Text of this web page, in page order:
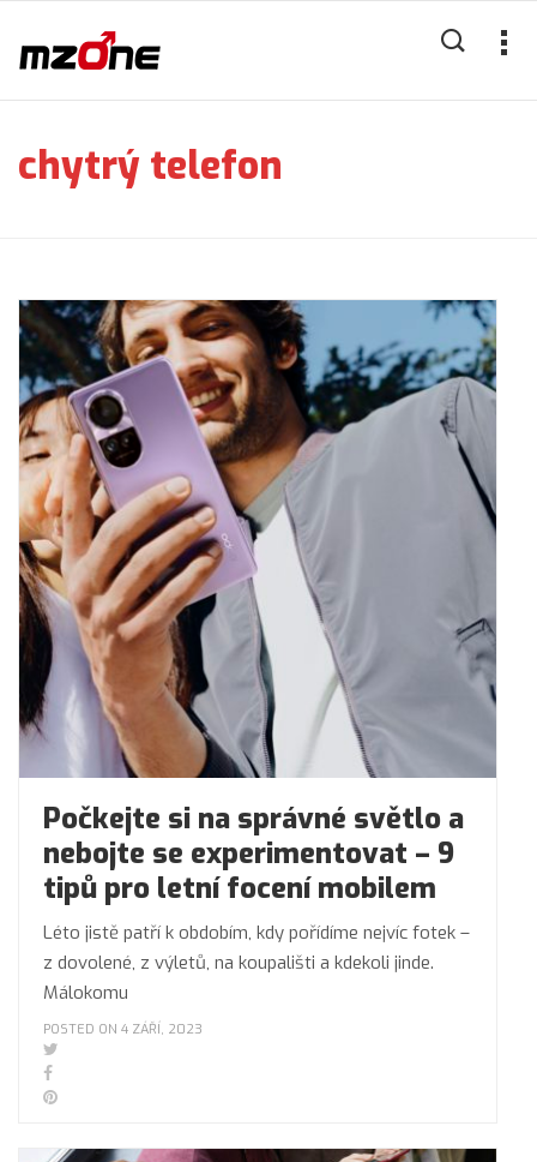
chytrý telefon
Počkejte si na správné světlo a
nebojte se experimentovat – 9
tipů pro letní focení mobilem
Léto jistě patří k obdobím, kdy pořídíme nejvíc fotek –
z dovolené, z výletů, na koupališti a kdekoli jinde.
Málokomu
POSTED ON 4 ZÁŘÍ, 2023